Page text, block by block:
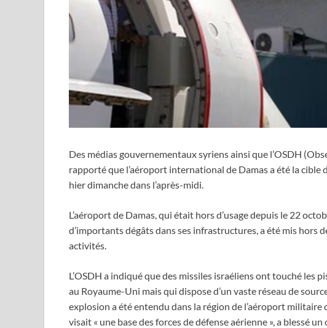
Des médias gouvernementaux syriens ainsi que l’OSDH
rapporté que l’aéroport international de Damas a été la cible
hier dimanche dans l’après-midi.
L’aéroport de Damas, qui était hors d’usage depuis le 22
d’importants dégâts dans ses infrastructures, a été mis hors
activités.
L’OSDH a indiqué que des missiles israéliens ont touché les
au Royaume-Uni mais qui dispose d’un vaste réseau de
explosion a été entendu dans la région de l’aéroport militaire
visait « une base des forces de défense aérienne », a blessé